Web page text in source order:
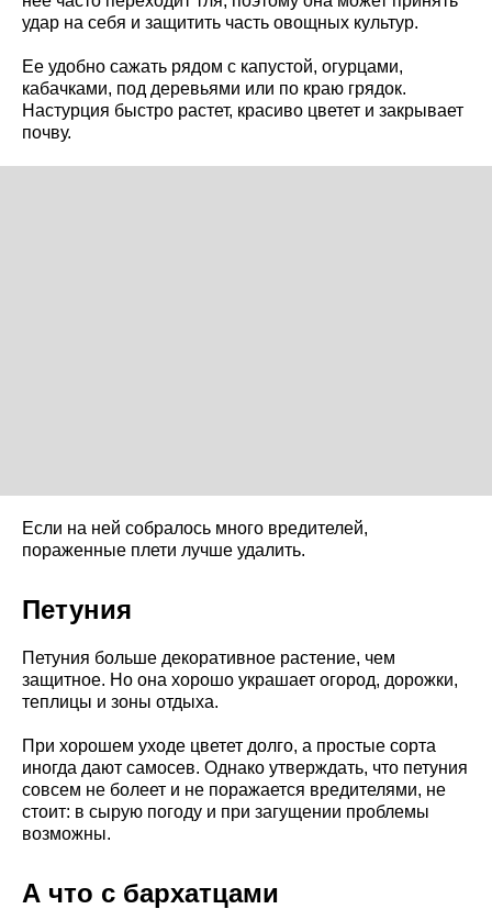
удар на себя и защитить часть овощных культур.
Ее удобно сажать рядом с капустой, огурцами,
кабачками, под деревьями или по краю грядок.
Настурция быстро растет, красиво цветет и закрывает
почву.
Если на ней собралось много вредителей,
пораженные плети лучше удалить.
Петуния
Петуния больше декоративное растение, чем
защитное. Но она хорошо украшает огород, дорожки,
теплицы и зоны отдыха.
При хорошем уходе цветет долго, а простые сорта
иногда дают самосев. Однако утверждать, что петуния
совсем не болеет и не поражается вредителями, не
стоит: в сырую погоду и при загущении проблемы
возможны.
А что с бархатцами